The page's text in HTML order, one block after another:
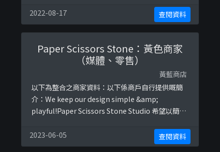
巾, 手袋, 手提袋, 斜孭袋終極黃藍地圖並未就此商店
所持的立場表態給出具體原因。＊＊＊和你查＊＊
＊以下係商戶自行提供嘅簡介：IG貨品要重新P ...
2022-08-17 查閱資料
Paper Scissors Stone：黃色商家
（媒體、零售）
黃藍商店
以下為整合之商家資料：以下係商戶自行提供嘅簡
介：We keep our design simple &amp;
playful!Paper Scissors Stone Studio 希望以簡單
文：
https://www.facebook.com/pssstudio/photos
2023-06-05 查閱資料